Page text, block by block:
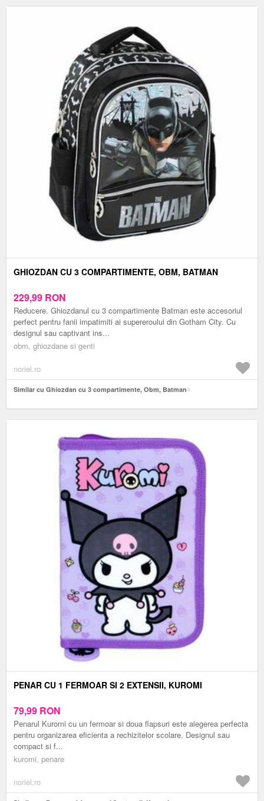
GHIOZDAN CU 3 COMPARTIMENTE, OBM, BATMAN
229,99 RON
Reducere. Ghiozdanul cu 3 compartimente Batman este accesoriul
perfect pentru fanii impatimiti ai supereroului din Gotham City. Cu
designul sau captivant ins...
obm, ghiozdane si genti
noriel.ro
Similar cu Ghiozdan cu 3 compartimente, Obm, Batman
PENAR CU 1 FERMOAR SI 2 EXTENSII, KUROMI
79,99 RON
Penarul Kuromi cu un fermoar si doua flapsuri este alegerea perfecta
pentru organizarea eficienta a rechizitelor scolare. Designul sau
compact si f...
kuromi, penare
noriel.ro